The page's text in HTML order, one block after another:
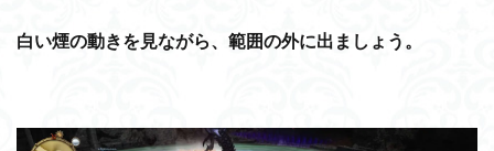
白い煙の動きを見ながら、範囲の外に出ましょう。